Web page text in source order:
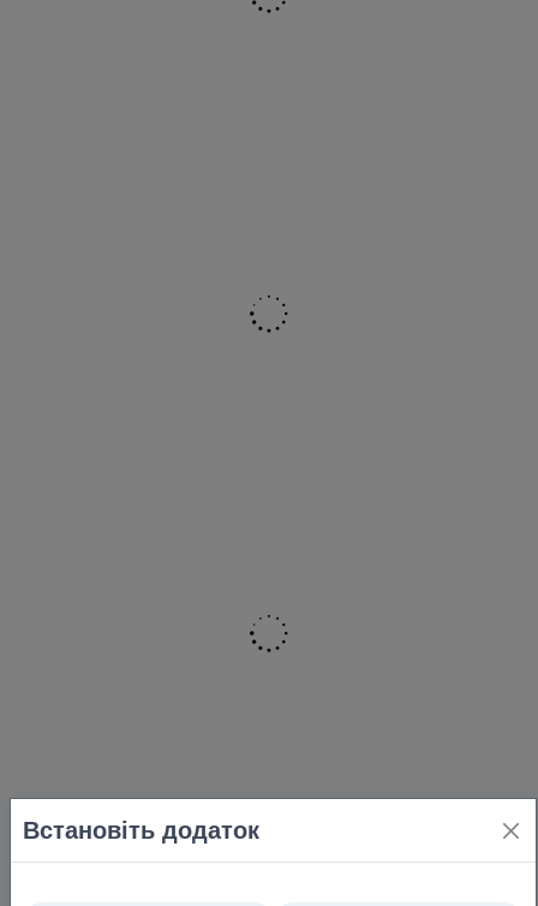
Встановіть додаток